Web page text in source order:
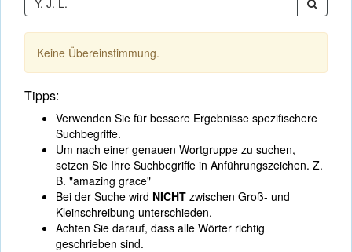
Keine Übereinstimmung.
Tipps:
Verwenden Sie für bessere Ergebnisse spezifischere
Suchbegriffe.
Um nach einer genauen Wortgruppe zu suchen,
setzen Sie Ihre Suchbegriffe in Anführungszeichen. Z.
B. "amazing grace"
Bei der Suche wird NICHT zwischen Groß- und
Kleinschreibung unterschieden.
Achten Sie darauf, dass alle Wörter richtig
geschrieben sind.